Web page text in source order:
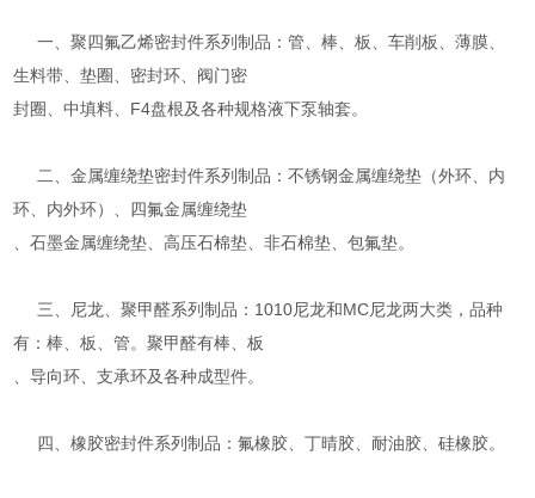
一、聚四氟乙烯密封件系列制品：管、棒、板、车削板、薄膜、
生料带、垫圈、密封环、阀门密
封圈、中填料、F4盘根及各种规格液下泵轴套。
二、金属缠绕垫密封件系列制品：不锈钢金属缠绕垫（外环、内
环、内外环）、四氟金属缠绕垫
、石墨金属缠绕垫、高压石棉垫、非石棉垫、包氟垫。
三、尼龙、聚甲醛系列制品：1010尼龙和MC尼龙两大类，品种
有：棒、板、管。聚甲醛有棒、板
、导向环、支承环及各种成型件。
四、橡胶密封件系列制品：氟橡胶、丁晴胶、耐油胶、硅橡胶。